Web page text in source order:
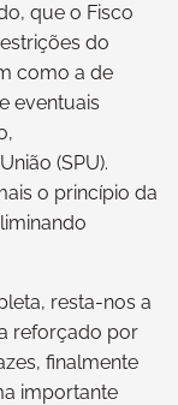
que o Fisco
do
como a de
eventuais
(SPU).
o princípio da
resta-nos a
reforçado por
finalmente
importante